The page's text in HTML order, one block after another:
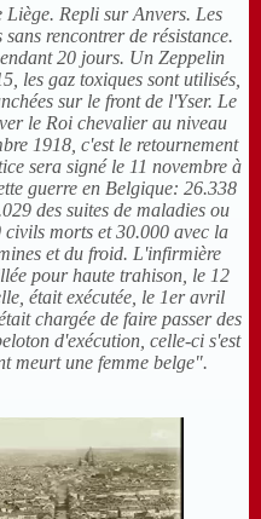
Liège. Repli sur Anvers. Les
rencontrer de résistance.
20 jours. Un Zeppelin
les gaz toxiques sont utilisés,
sur le front de l'Yser. Le
le Roi chevalier au niveau
1918, c'est le retournement
sera signé le 11 novembre à
guerre en Belgique: 26.338
des suites de maladies ou
civils morts et 30.000 avec la
et du froid. L'infirmière
pour haute trahison, le 12
était exécutée, le 1er avril
chargée de faire passer des
d'exécution, celle-ci s'est
meurt une femme belge".